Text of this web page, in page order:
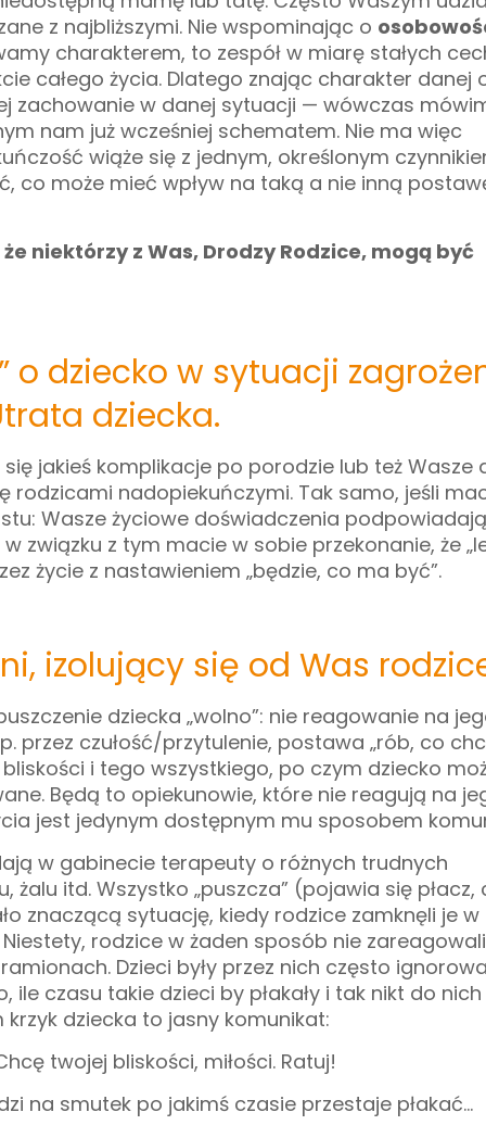
z najbliższymi. Nie wspominając o
charakterem, to zespół w miarę stałych
całego życia. Dlatego znając charakter danej
zachowanie w danej sytuacji — wówczas
nam już wcześniej schematem. Nie ma więc
wiąże się z jednym, określonym
co może mieć wpływ na taką a nie inną
niektórzy z Was, Drodzy Rodzice, mogą być
o dziecko w sytuacji
dziecka.
się jakieś komplikacje po porodzie lub też Wasze
rodzicami nadopiekuńczymi. Tak samo, jeśli
Wasze życiowe doświadczenia
związku z tym macie w sobie przekonanie, że
życie z nastawieniem „będzie, co ma być”.
izolujący się od Was
dziecka „wolno”: nie reagowanie na
przez czułość/przytulenie, postawa „rób, co
bliskości i tego wszystkiego, po czym dziecko
Będą to opiekunowie, które nie reagują na
jest jedynym dostępnym mu sposobem
w gabinecie terapeuty o różnych trudnych
itd. Wszystko „puszcza” (pojawia się płacz,
znaczącą sytuację, kiedy rodzice zamknęli je w
rodzice w żaden sposób nie
Dzieci były przez nich często
ile czasu takie dzieci by płakały i tak nikt do
krzyk dziecka to jasny komunikat:
twojej bliskości, miłości. Ratuj!
na smutek po jakimś czasie przestaje płakać…